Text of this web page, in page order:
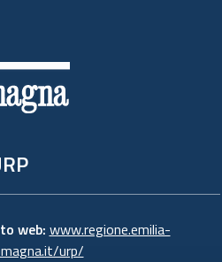
web: www.regione.emilia-
urp/